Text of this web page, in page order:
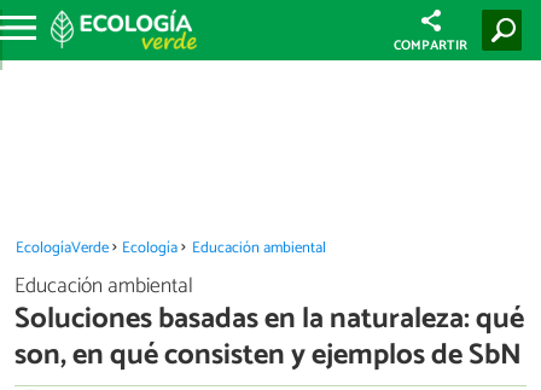
COMPARTIR
EcologíaVerde Ecología Educación ambiental
Educación ambiental
Soluciones basadas en la naturaleza: qué
son, en qué consisten y ejemplos de SbN